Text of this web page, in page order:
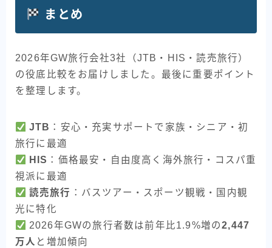
まとめ
2026年GW旅行会社3社（JTB・HIS・読売旅行）
の役底比較をお届けしました。最後に重要ポイント
を整理します。
JTB ：安心・充実サポートで家族・シニア・初
旅行に最適
HIS ：価格最安・自由度高く海外旅行・コスパ重
視派に最適
読売旅行 ：バスツアー・スポーツ観戦・国内観
光に特化
2026年GWの旅行者数は前年比1.9%増の2,447
万人 と増加傾向